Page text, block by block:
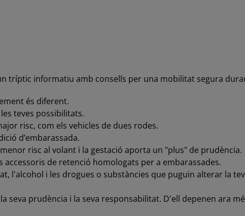
tríptic informatiu amb consells per una mobilitat segura
és diferent.
teves possibilitats.
risc, com els vehicles de dues rodes.
d’embarassada.
risc al volant i la gestació aporta un "plus" de prudència.
de retenció homologats per a embarassades.
l'alcohol i les drogues o substàncies que puguin alterar la
seva prudència i la seva responsabilitat. D'ell depenen ara